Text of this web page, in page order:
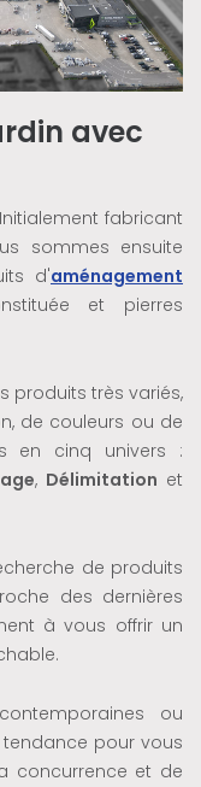
avec
fabricant
sommes ensuite
d'aménagement
et pierres
produits très variés,
de couleurs ou de
en cinq univers :
, Délimitation et
de produits
des dernières
à vous offrir un
ou
pour vous
concurrence et de